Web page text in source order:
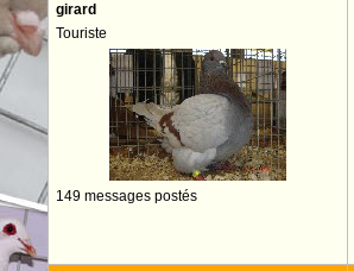
girard
Touriste
149 messages postés